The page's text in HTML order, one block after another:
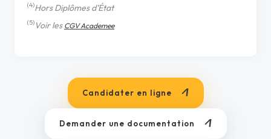
(4)Hors Diplômes d’État
(5) Voir les CGV Academee
Candidater en ligne
Demander une documentation